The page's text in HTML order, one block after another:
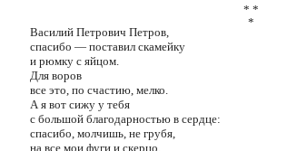
* *
*
Василий Петрович Петров,
спасибо — поставил скамейку
и рюмку с яйцом.
Для воров
все это, по счастию, мелко.
А я вот сижу у тебя
с большой благодарностью в сердце:
спасибо, молчишь, не грубя,
на все мои фуги и скерцо.